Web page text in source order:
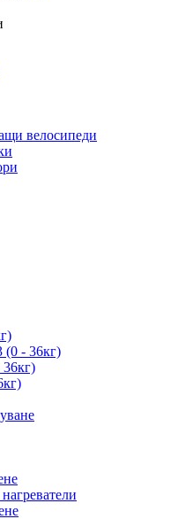
велосипеди
(0 - 36кг)